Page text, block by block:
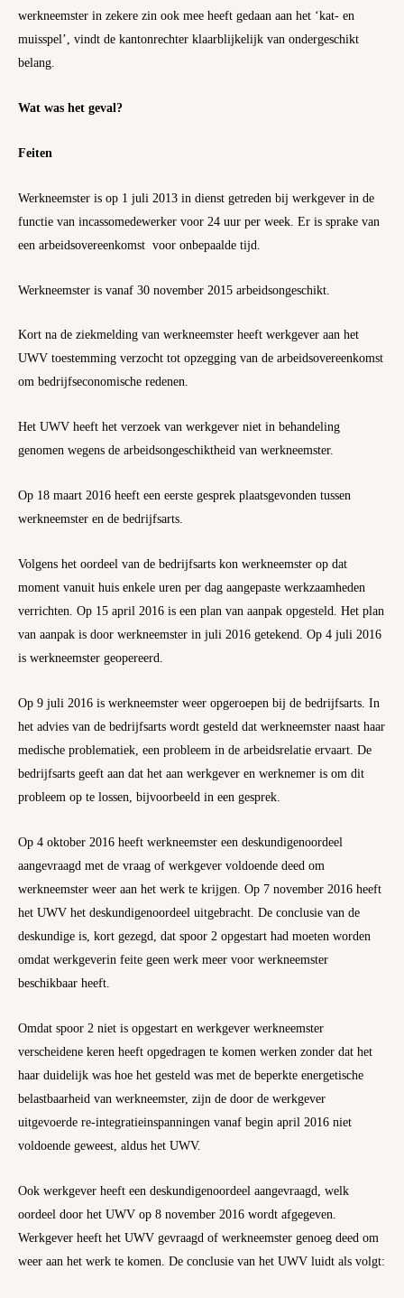
werkneemster in zekere zin ook mee heeft gedaan aan het ‘kat- en
muisspel’, vindt de kantonrechter klaarblijkelijk van ondergeschikt
belang.
Wat was het geval?
Feiten
Werkneemster is op 1 juli 2013 in dienst getreden bij werkgever in de
functie van incassomedewerker voor 24 uur per week. Er is sprake van
een arbeidsovereenkomst voor onbepaalde tijd.
Werkneemster is vanaf 30 november 2015 arbeidsongeschikt.
Kort na de ziekmelding van werkneemster heeft werkgever aan het
UWV toestemming verzocht tot opzegging van de arbeidsovereenkomst
om bedrijfseconomische redenen.
Het UWV heeft het verzoek van werkgever niet in behandeling
genomen wegens de arbeidsongeschiktheid van werkneemster.
Op 18 maart 2016 heeft een eerste gesprek plaatsgevonden tussen
werkneemster en de bedrijfsarts.
Volgens het oordeel van de bedrijfsarts kon werkneemster op dat
moment vanuit huis enkele uren per dag aangepaste werkzaamheden
verrichten. Op 15 april 2016 is een plan van aanpak opgesteld. Het plan
van aanpak is door werkneemster in juli 2016 getekend. Op 4 juli 2016
is werkneemster geopereerd.
Op 9 juli 2016 is werkneemster weer opgeroepen bij de bedrijfsarts. In
het advies van de bedrijfsarts wordt gesteld dat werkneemster naast haar
medische problematiek, een probleem in de arbeidsrelatie ervaart. De
bedrijfsarts geeft aan dat het aan werkgever en werknemer is om dit
probleem op te lossen, bijvoorbeeld in een gesprek.
Op 4 oktober 2016 heeft werkneemster een deskundigenoordeel
aangevraagd met de vraag of werkgever voldoende deed om
werkneemster weer aan het werk te krijgen. Op 7 november 2016 heeft
het UWV het deskundigenoordeel uitgebracht. De conclusie van de
deskundige is, kort gezegd, dat spoor 2 opgestart had moeten worden
omdat werkgeverin feite geen werk meer voor werkneemster
beschikbaar heeft.
Omdat spoor 2 niet is opgestart en werkgever werkneemster
verscheidene keren heeft opgedragen te komen werken zonder dat het
haar duidelijk was hoe het gesteld was met de beperkte energetische
belastbaarheid van werkneemster, zijn de door de werkgever
uitgevoerde re-integratieinspanningen vanaf begin april 2016 niet
voldoende geweest, aldus het UWV.
Ook werkgever heeft een deskundigenoordeel aangevraagd, welk
oordeel door het UWV op 8 november 2016 wordt afgegeven.
Werkgever heeft het UWV gevraagd of werkneemster genoeg deed om
weer aan het werk te komen. De conclusie van het UWV luidt als volgt: